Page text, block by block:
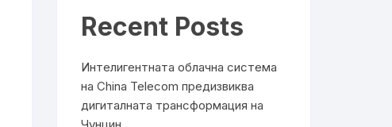
Recent Posts
Интелигентната облачна система
на China Telecom предизвиква
дигиталната трансформация на